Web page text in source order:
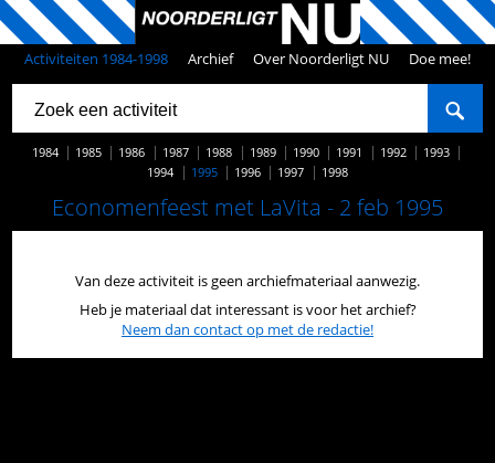
Activiteiten 1984-1998 Archief Over Noorderligt NU Doe mee!
1984 1985 1986 1987 1988 1989 1990 1991 1992
1993
1994
1995 1996 1997 1998
Economenfeest met LaVita - 2 feb 1995
Van deze activiteit is geen archiefmateriaal aanwezig.
Heb je materiaal dat interessant is voor het archief?
Neem dan contact op met de redactie!